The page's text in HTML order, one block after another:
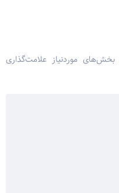
بخش‌های موردنیاز علامت‌گذاری